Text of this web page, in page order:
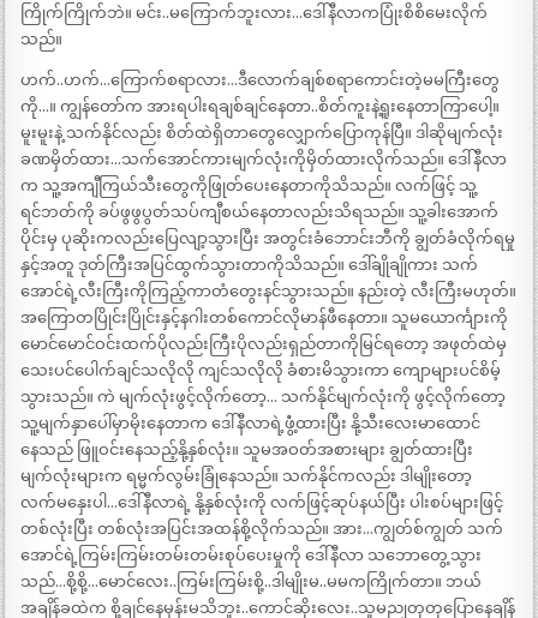
ကြိုက်ကြိုက်ဘဲ။ မင်း..မကြောက်ဘူးလား…ဒေါ်နီလာကပြုံးစိစိမေးလိုက်
သည်။
ဟက်..ဟက်…ကြောက်စရာလား…ဒီလောက်ချစ်စရာကောင်းတဲ့မမကြီးတွေ
ကို…။ ကျွန်တော်က အားရပါးရချစ်ချင်နေတာ..စိတ်ကူးနဲ့ရူးနေတာကြာပေါ့။
မူးမူးနဲ့ သက်နိုင်လည်း စိတ်ထဲရှိတာတွေလျှောက်ပြောကုန်ပြီ။ ဒါဆိုမျက်လုံး
ခဏမှိတ်ထား…သက်အောင်ကားမျက်လုံးကိုမှိတ်ထားလိုက်သည်။ ဒေါ်နီလာ
က သူ့အကျီကြယ်သီးတွေကိုဖြုတ်ပေးနေတာကိုသိသည်။ လက်ဖြင့် သူ့
ရင်ဘတ်ကို ခပ်ဖွဖွပွတ်သပ်ကျီစယ်နေတာလည်းသိရသည်။ သူ့ခါးအောက်
ပိုင်းမှ ပုဆိုးကလည်းပြေလျာ့သွားပြီး အတွင်းခံဘောင်းဘီကို ချွတ်ခံလိုက်ရမှု
နှင့်အတူ ဒုတ်ကြီးအပြင်ထွက်သွားတာကိုသိသည်။ ဒေါ်ချိုချိုကား သက်
အောင်ရဲ့လီးကြီးကိုကြည့်ကာတံတွေးနင်သွားသည်။ နည်းတဲ့ လီးကြီးမဟုတ်။
အကြောတပြိုင်းပြိုင်းနှင့်နဂါးတစ်ကောင်လိုမာန်ဖီနေတာ။ သူမယောင်္ကျားကို
မောင်မောင်ဝင်းထက်ပိုလည်းကြီးပိုလည်းရှည်တာကိုမြင်ရတော့ အဖုတ်ထဲမှ
သေးပင်ပေါက်ချင်သလိုလို ကျင်သလိုလို ခံစားမိသွားကာ ကျောများပင်စိမ့်
သွားသည်။ ကဲ မျက်လုံးဖွင့်လိုက်တော့… သက်နိုင်မျက်လုံးကို ဖွင့်လိုက်တော့
သူ့မျက်နှာပေါ်မှာမိုးနေတာက ဒေါ်နီလာရဲ့ဖွံံ့ထားပြီး နို့သီးလေးမာထောင်
နေသည် ဖြူဝင်းနေသည့်နို့နှစ်လုံး။ သူမအဝတ်အစားများ ချွတ်ထားပြီး
မျက်လုံးများက ရမ္မက်လွမ်းခြုံနေသည်။ သက်နိုင်ကလည်း ဒါမျိုးတော့
လက်မနှေးပါ…ဒေါ်နီလာရဲ့ နို့နှစ်လုံးကို လက်ဖြင့်ဆုပ်နယ်ပြီး ပါးစပ်များဖြင့်
တစ်လုံးပြီး တစ်လုံးအပြင်းအထန်စို့လိုက်သည်။ အား…ကျွတ်စ်ကျွတ် သက်
အောင်ရဲ့ကြမ်းကြမ်းတမ်းတမ်းစုပ်ပေးမှုကို ဒေါ်နီလာ သဘောတွေ့သွား
သည်…စို့စို့…မောင်လေး..ကြမ်းကြမ်းစို့..ဒါမျိုးမ..မမကကြိုက်တာ။ ဘယ်
အချိန်ခထဲက စို့ချင်နေမှန်းမသိဘူး..ကောင်ဆိုးလေး..သူမညုတုတုပြောနေချိန်